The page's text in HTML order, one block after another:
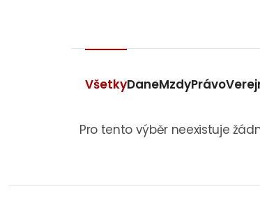
VšetkyDaneMzdyPrávo
Pro tento výběr neexistuje